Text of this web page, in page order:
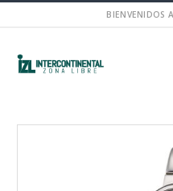
BIENVENIDOS